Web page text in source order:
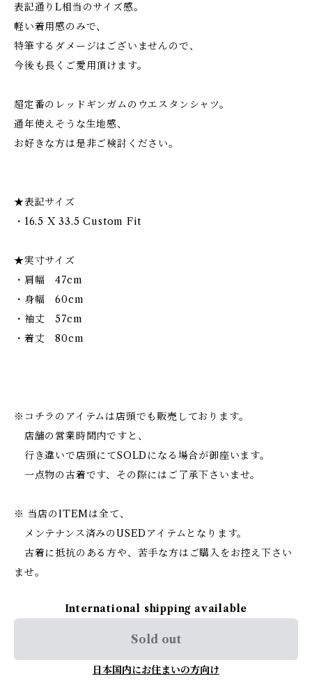
表記通りL相当のサイズ感。
軽い着用感のみで、
特筆するダメージはございませんので、
今後も長くご愛用頂けます。
超定番のレッドギンガムのウエスタンシャツ。
通年使えそうな生地感、
お好きな方は是非ご検討ください。
★表記サイズ
・16.5 X 33.5 Custom Fit
★実寸サイズ
・肩幅 47cm
・身幅 60cm
・袖丈 57cm
・着丈 80cm
※コチラのアイテムは店頭でも販売しております。
店舗の営業時間内ですと、
行き違いで店頭にてSOLDになる場合が御座います。
一点物の古着です、その際にはご了承下さいませ。
※ 当店のITEMは全て、
メンテナンス済みのUSEDアイテムとなります。
古着に抵抗のある方や、苦手な方はご購入をお控え下さい
ませ。
International shipping available
Sold out
日本国内にお住まいの方向け